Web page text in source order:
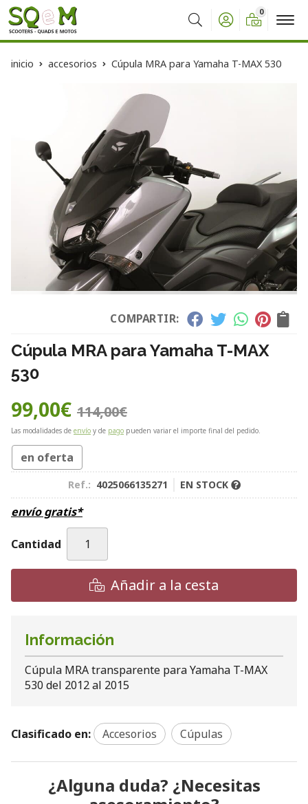
Buscar
0
inicio accesorios Cúpula MRA para Yamaha T-MAX 530
COMPARTIR:
Cúpula MRA para Yamaha T-MAX
530
99,00€ 114,00€
Las modalidades de envío y de pago pueden variar el importe final del pedido.
en oferta
Ref.: 4025066135271 EN STOCK
envío gratis*
Cantidad
Añadir a la cesta
Información
Cúpula MRA transparente para Yamaha T-MAX
530 del 2012 al 2015
Clasificado en: Accesorios Cúpulas
¿Alguna duda? ¿Necesitas